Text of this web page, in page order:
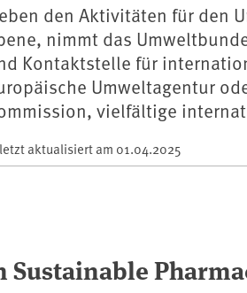
den Aktivitäten für den
nimmt das
Kontaktstelle für
Umweltagentur
vielfältige
aktualisiert am 01.04.2025